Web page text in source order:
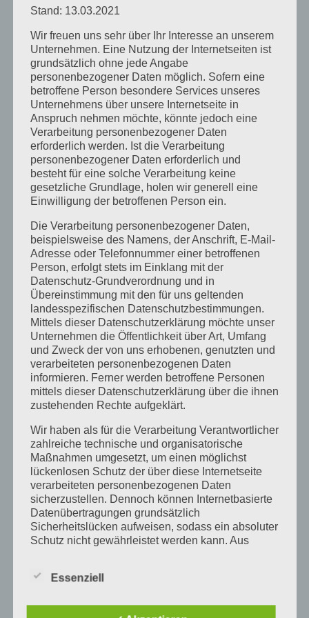
bekommt der Gegenstand seine Farbe. Dafür wird er
Metalliclack, den es in verschiedenen Farben zu
kaufen gibt. Um Schattierungen oder ähnliche Effekte
an der Oberfläche zu erzeugen, kann der Lack mit
Bürsten, Tüchern oder anderen Gegenständen verteilt
werden.
Nach dem Trocknen den Gegenstand bei Bedarf noch
mit mattem Klarlack lackieren.
Vonbarbara | August 14th, 2014 | Aktuelles, Projekte | 0 Kommentare
Share This Story, Choose Your Platform!
Facebook
X RedditLinkedInWhatsApp
TumblrPinterest
Über den Autor:barbara
Ähnliche Beiträge
„Türen auf mit der
im FabLab Karlsruhe
Stand: 13.03.2021
Wir freuen uns sehr über Ihr Interesse an unserem
Unternehmen. Eine Nutzung der Internetseiten ist
grundsätzlich ohne jede Angabe
personenbezogener Daten möglich. Sofern eine
betroffene Person besondere Services unseres
Unternehmens über unsere Internetseite in
Anspruch nehmen möchte, könnte jedoch eine
Verarbeitung personenbezogener Daten
erforderlich werden. Ist die Verarbeitung
personenbezogener Daten erforderlich und
besteht für eine solche Verarbeitung keine
gesetzliche Grundlage, holen wir generell eine
Einwilligung der betroffenen Person ein.
Die Verarbeitung personenbezogener Daten,
beispielsweise des Namens, der Anschrift, E-Mail-
Adresse oder Telefonnummer einer betroffenen
Person, erfolgt stets im Einklang mit der
Datenschutz-Grundverordnung und in
Übereinstimmung mit den für uns geltenden
landesspezifischen Datenschutzbestimmungen.
Mittels dieser Datenschutzerklärung möchte unser
Unternehmen die Öffentlichkeit über Art, Umfang
und Zweck der von uns erhobenen, genutzten und
verarbeiteten personenbezogenen Daten
informieren. Ferner werden betroffene Personen
mittels dieser Datenschutzerklärung über die ihnen
zustehenden Rechte aufgeklärt.
Wir haben als für die Verarbeitung Verantwortlicher
zahlreiche technische und organisatorische
Maßnahmen umgesetzt, um einen möglichst
lückenlosen Schutz der über diese Internetseite
verarbeiteten personenbezogenen Daten
sicherzustellen. Dennoch können Internetbasierte
Datenübertragungen grundsätzlich
Sicherheitslücken aufweisen, sodass ein absoluter
Schutz nicht gewährleistet werden kann. Aus
alternativen Wegen, beispielsweise telefonisch, an
Essenziell